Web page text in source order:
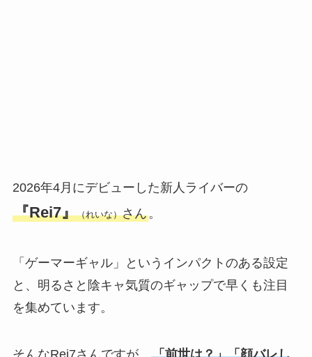
2026年4月にデビューした新人ライバーの
『Rei7』（れいな）さん。
「ゲーマーギャル」というインパクトのある設定
と、明るさと陰キャ気質のギャップで早くも注目
を集めています。